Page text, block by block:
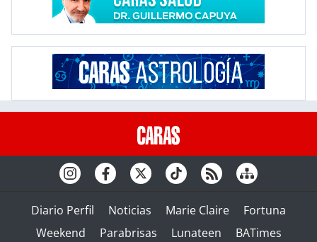
Diario Perfil Noticias Marie Claire
Fortuna
Weekend
Parabrisas Lunateen BATimes